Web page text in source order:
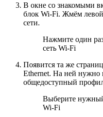
В окне со знакомыми
блок Wi-Fi. Жмём
сети.
Нажмите один
сеть Wi-Fi
Появится та же
Ethernet. На ней нужно
общедоступный
Выберите
Wi-Fi